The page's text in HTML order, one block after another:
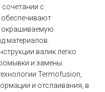
с
окрашиваемую
материалов.
валик легко
и замены.
Termofusion,
и отслаивания, в